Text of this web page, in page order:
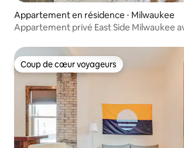
Appartement en résidence ⋅ Milwaukee
Appartement privé East Side Milwaukee
Coup de cœur voyageurs
Coup de cœur voyageurs